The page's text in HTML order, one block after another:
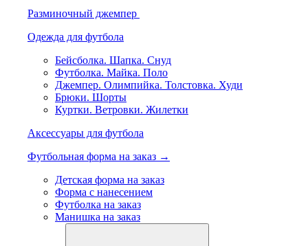
Разминочный джемпер
Одежда для футбола
Бейсболка. Шапка. Снуд
Футболка. Майка. Поло
Джемпер. Олимпийка. Толстовка. Худи
Брюки. Шорты
Куртки. Ветровки. Жилетки
Аксессуары для футбола
Футбольная форма на заказ →
Детская форма на заказ
Форма с нанесением
Футболка на заказ
Манишка на заказ